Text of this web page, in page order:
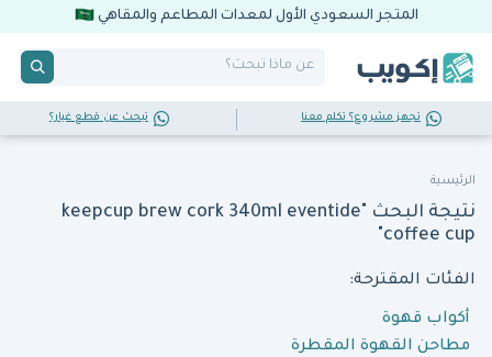
المتجر السعودي الأول لمعدات المطاعم والمقاهي
تجهز مشروع؟ تكلم معنا تبحث عن قطع غيار؟
الرئيسية
نتيجة البحث "keepcup brew cork 340ml eventide
coffee cup"
الفئات المقترحة:
أكواب قهوة
مطاحن القهوة المقطرة